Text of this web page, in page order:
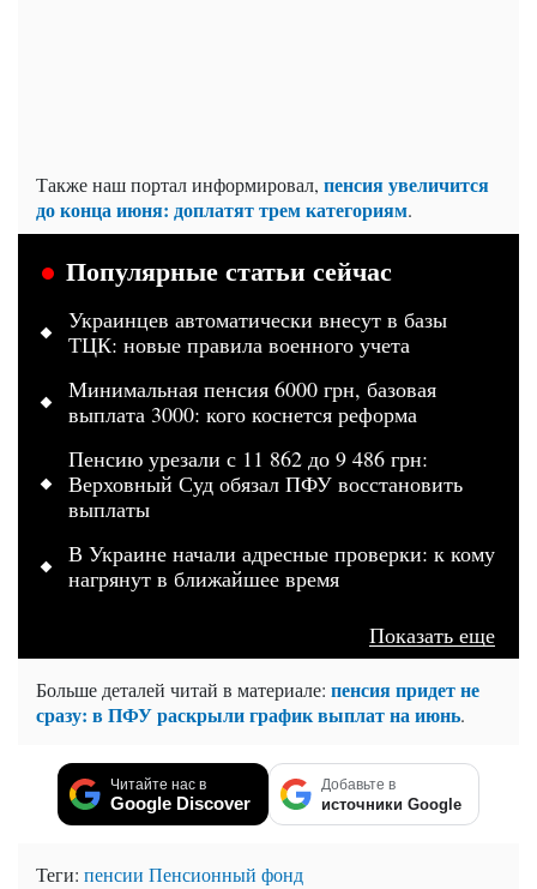
Также наш портал информировал, пенсия увеличится
до конца июня: доплатят трем категориям.
Популярные статьи сейчас
Украинцев автоматически внесут в базы
ТЦК: новые правила военного учета
Минимальная пенсия 6000 грн, базовая
выплата 3000: кого коснется реформа
Пенсию урезали с 11 862 до 9 486 грн:
Верховный Суд обязал ПФУ восстановить
выплаты
В Украине начали адресные проверки: к кому
нагрянут в ближайшее время
Показать еще
Больше деталей читай в материале: пенсия придет не
сразу: в ПФУ раскрыли график выплат на июнь.
Читайте нас в
Google Discover
Добавьте в
источники Google
Теги: пенсии Пенсионный фонд